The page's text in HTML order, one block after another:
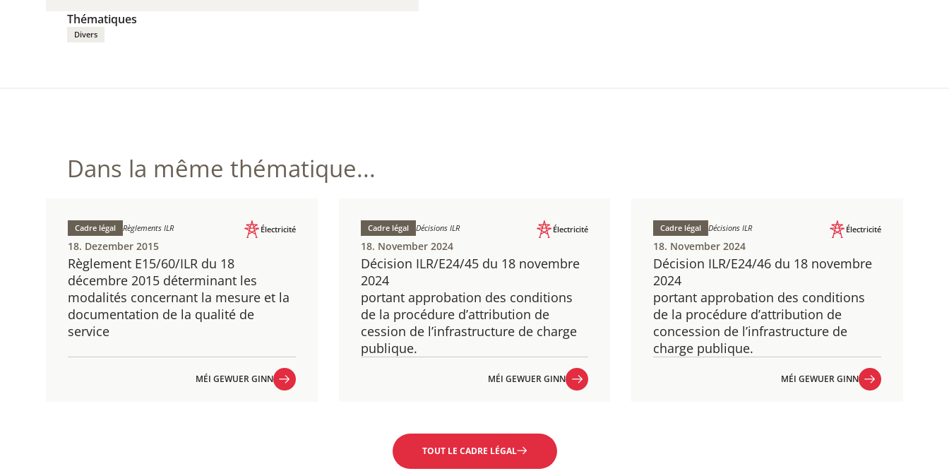
Thématiques
Divers
Dans la même thématique...
Règlement E15/60/ILR du 18
décembre 2015 déterminant les
modalités concernant la mesure et la
documentation de la qualité de
service
Cadre légal Règlements ILR Électricité
18. Dezember 2015
MÉI GEWUER GINN
Décision ILR/E24/45 du 18 novembre
2024
​portant approbation des conditions
de la procédure d’attribution de
cession de l’infrastructure de charge
publique.
Cadre légal Décisions ILR Électricité
18. November 2024
MÉI GEWUER GINN
Décision ILR/E24/46 du 18 novembre
2024
​portant approbation des conditions
de la procédure d’attribution de
concession de l’infrastructure de
charge publique.
Cadre légal Décisions ILR Électricité
18. November 2024
MÉI GEWUER GINN
TOUT LE CADRE LÉGAL